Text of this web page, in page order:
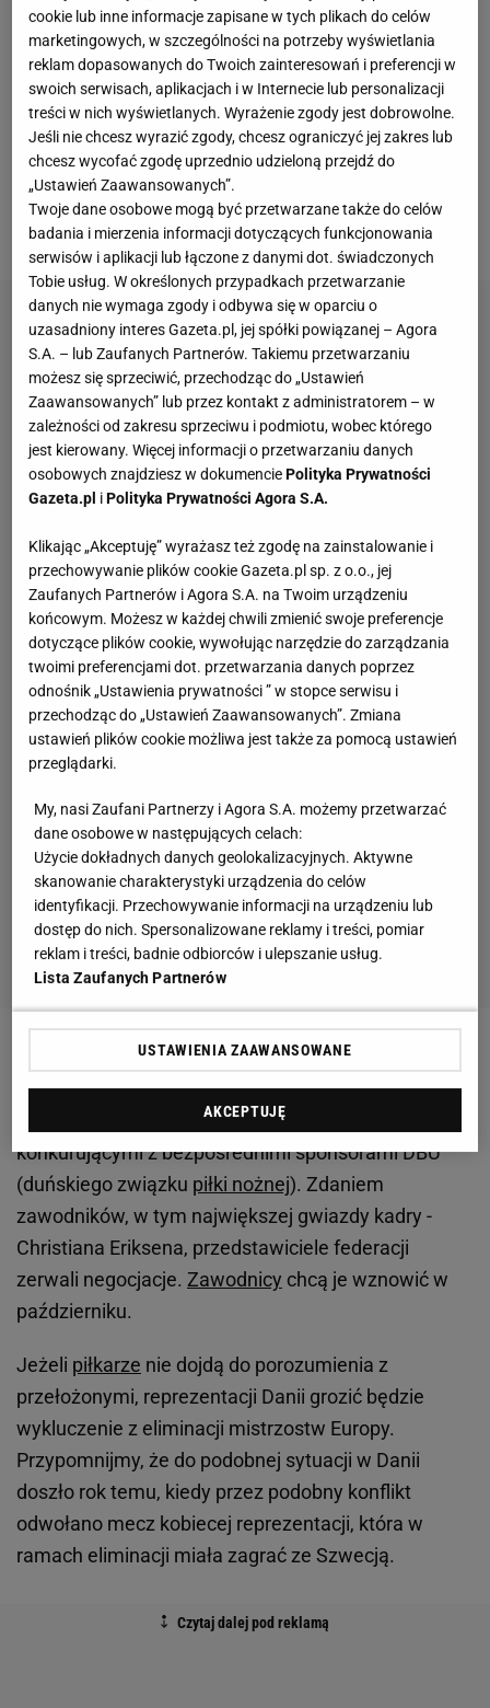
Kilka tygodni temuwalkana boisku z późniejszymi
wicemistrzami świata, teraz walka dotycząca praw
wizerunkowych i udziału w eliminacjach ME. Duńska
piłka ma obecnie bardzo duże kłopoty, a występ
kadry Age Hareide w fazie kwalifikacyjnej ME stanął
pod znakiem zapytania. - UEFA jest tutaj bardzo
restrykcyjna. To najgorszy możliwy scenariusz -
przyznaje rzecznik prasowy duńskiego związku.
Konflikt duńskich piłkarzy z tamtejszą federacją
dotyczy braku zgody władz związku na
podpisywanie umów piłkarzy z firmami
konkurującymi z bezpośrednimi sponsorami DBU
(duńskiego związku piłki nożnej). Zdaniem
zawodników, w tym największej gwiazdy kadry -
Christiana Eriksena, przedstawiciele federacji
zerwali negocjacje. Zawodnicy chcą je wznowić w
październiku.
Jeżeli piłkarze nie dojdą do porozumienia z
przełożonymi, reprezentacji Danii grozić będzie
wykluczenie z eliminacji mistrzostw Europy.
Przypomnijmy, że do podobnej sytuacji w Danii
doszło rok temu, kiedy przez podobny konflikt
odwołano mecz kobiecej reprezentacji, która w
ramach eliminacji miała zagrać ze Szwecją.
cookie lub inne informacje zapisane w tych plikach do celów
marketingowych, w szczególności na potrzeby wyświetlania
reklam dopasowanych do Twoich zainteresowań i preferencji w
swoich serwisach, aplikacjach i w Internecie lub personalizacji
treści w nich wyświetlanych. Wyrażenie zgody jest dobrowolne.
Jeśli nie chcesz wyrazić zgody, chcesz ograniczyć jej zakres lub
chcesz wycofać zgodę uprzednio udzieloną przejdź do
„Ustawień Zaawansowanych”.
Twoje dane osobowe mogą być przetwarzane także do celów
badania i mierzenia informacji dotyczących funkcjonowania
serwisów i aplikacji lub łączone z danymi dot. świadczonych
Tobie usług. W określonych przypadkach przetwarzanie
danych nie wymaga zgody i odbywa się w oparciu o
uzasadniony interes Gazeta.pl, jej spółki powiązanej – Agora
S.A. – lub Zaufanych Partnerów. Takiemu przetwarzaniu
możesz się sprzeciwić, przechodząc do „Ustawień
Zaawansowanych” lub przez kontakt z administratorem – w
zależności od zakresu sprzeciwu i podmiotu, wobec którego
jest kierowany. Więcej informacji o przetwarzaniu danych
osobowych znajdziesz w dokumenciePolityka Prywatności
Gazeta.pl iPolityka Prywatności Agora S.A.
Klikając „Akceptuję” wyrażasz też zgodę na zainstalowanie i
przechowywanie plików cookie Gazeta.pl sp. z o.o., jej
Zaufanych Partnerów i Agora S.A. na Twoim urządzeniu
końcowym. Możesz w każdej chwili zmienić swoje preferencje
dotyczące plików cookie, wywołując narzędzie do zarządzania
twoimi preferencjami dot. przetwarzania danych poprzez
odnośnik „Ustawienia prywatności ” w stopce serwisu i
przechodząc do „Ustawień Zaawansowanych”. Zmiana
ustawień plików cookie możliwa jest także za pomocą ustawień
przeglądarki.
My, nasi Zaufani Partnerzy i Agora S.A. możemy przetwarzać
dane osobowe w następujących celach:
Użycie dokładnych danych geolokalizacyjnych. Aktywne
skanowanie charakterystyki urządzenia do celów
identyfikacji. Przechowywanie informacji na urządzeniu lub
dostęp do nich. Spersonalizowane reklamy i treści, pomiar
reklam i treści, badnie odbiorców i ulepszanie usług.
Lista Zaufanych Partnerów
USTAWIENIA ZAAWANSOWANE
AKCEPTUJĘ